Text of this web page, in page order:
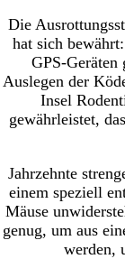
Die
hat sich
GPS-
Auslegen der
Insel
gewährleistet,
Jahrzehnte
einem speziell
Mäuse
genug, um aus
werden,